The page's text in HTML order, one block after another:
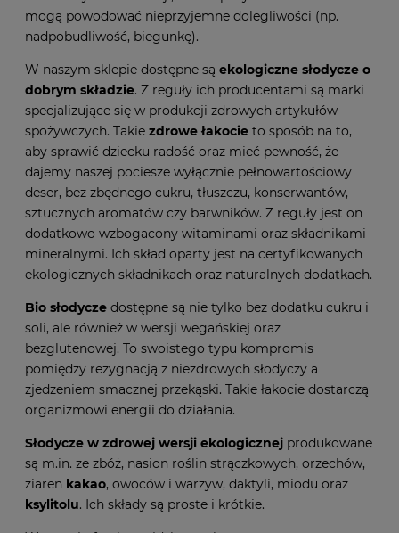
mogą powodować nieprzyjemne dolegliwości (np.
nadpobudliwość, biegunkę).
W naszym sklepie dostępne są ekologiczne słodycze o
dobrym składzie. Z reguły ich producentami są marki
specjalizujące się w produkcji zdrowych artykułów
spożywczych. Takie zdrowe łakocie to sposób na to,
aby sprawić dziecku radość oraz mieć pewność, że
dajemy naszej pociesze wyłącznie pełnowartościowy
deser, bez zbędnego cukru, tłuszczu, konserwantów,
sztucznych aromatów czy barwników. Z reguły jest on
dodatkowo wzbogacony witaminami oraz składnikami
mineralnymi. Ich skład oparty jest na certyfikowanych
ekologicznych składnikach oraz naturalnych dodatkach.
Bio słodycze dostępne są nie tylko bez dodatku cukru i
soli, ale również w wersji wegańskiej oraz
bezglutenowej. To swoistego typu kompromis
pomiędzy rezygnacją z niezdrowych słodyczy a
zjedzeniem smacznej przekąski. Takie łakocie dostarczą
organizmowi energii do działania.
Słodycze w zdrowej wersji ekologicznej produkowane
są m.in. ze zbóż, nasion roślin strączkowych, orzechów,
ziaren kakao, owoców i warzyw, daktyli, miodu oraz
ksylitolu. Ich składy są proste i krótkie.